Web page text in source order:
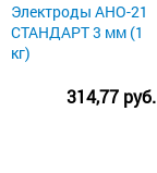
Электроды АНО-21
СТАНДАРТ 3 мм (1
кг)
314,77 руб.